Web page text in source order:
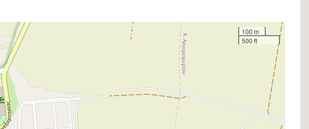
100 m
500 ft